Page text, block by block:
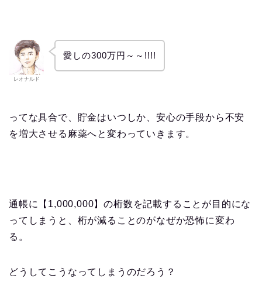
レオナルド
愛しの300万円～～!!!!
ってな具合で、貯金はいつしか、安心の手段から不安
を増大させる麻薬へと変わっていきます。
通帳に【 1,000,000】の桁数を記載することが目的にな
ってしまうと、桁が減ることのがなぜか恐怖に変わ
る。
どうしてこうなってしまうのだろう？